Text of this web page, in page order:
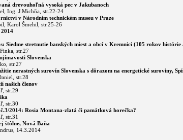
drevouhoľná vysoká pec v Jakubanoch
Ing. J.Michňa, str.22-24
v Národním technickém museu v Praze
Karol Šmehil, str.25-26
Siedme stretnutie banských miest a obcí v Kremnici (105 rokov histórie
str.27
Slovenska
str.27
nerastných surovín Slovenska s dôrazom na energetické suroviny,
str.28
našich členov
str.29
str.30
2014: Rosia Montana-zlatá či památková horečka?
str.31
štôlne, Nová Baňa
14.3.2014